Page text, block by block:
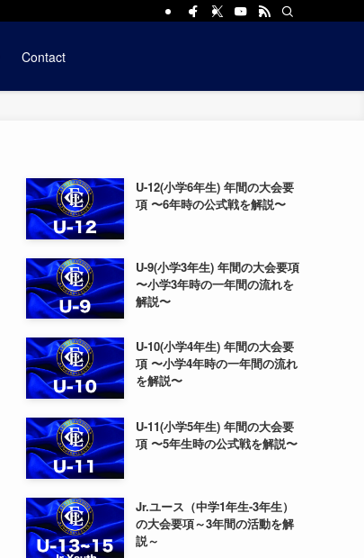
Contact
U-12(小学6年生) 年間の大会要
項 〜6年時の公式戦を解説〜
U-9(小学3年生) 年間の大会要項
〜小学3年時の一年間の流れを
解説〜
U-10(小学4年生) 年間の大会要
項 〜小学4年時の一年間の流れ
を解説〜
U-11(小学5年生) 年間の大会要
項 〜5年生時の公式戦を解説〜
Jr.ユース（中学1年生-3年生）
の大会要項～3年間の活動を解
説～